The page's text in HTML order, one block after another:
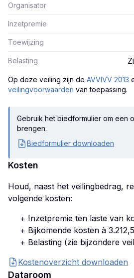
Organisator
Inzetpremie
Toewijzing
Belasting
Op deze veiling zijn de AVVIVV 2013
veilingvoorwaarden van toepassing.
Gebruik het biedformulier om een
brengen.
Biedformulier downloaden
Kosten
Houd, naast het veilingbedrag,
volgende kosten:
+ Inzetpremie ten laste van
+ Bijkomende kosten à
+ Belasting (zie bijzondere
Kostenoverzicht downloaden
Dataroom